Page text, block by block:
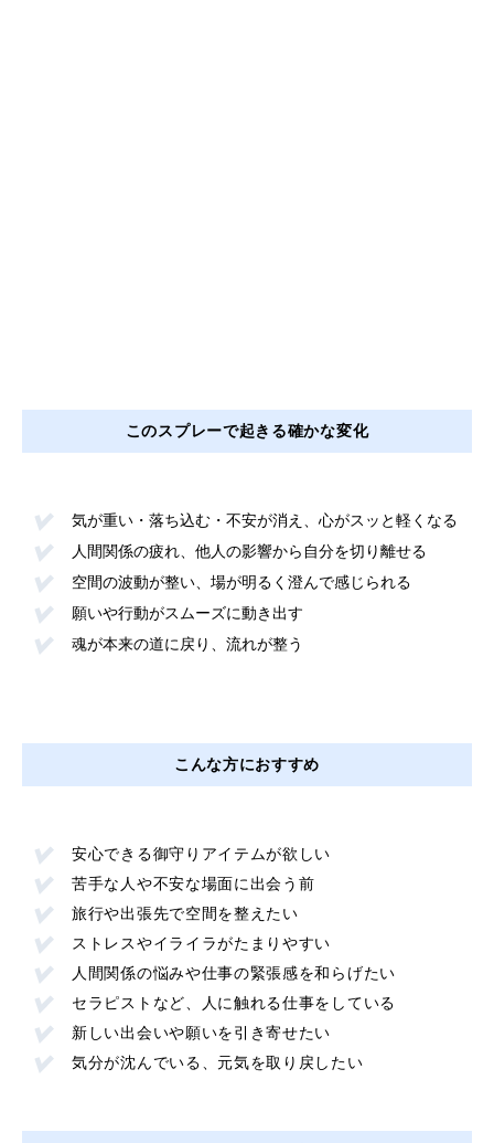
このスプレーで起きる確かな変化
気が重い・落ち込む・不安が消え、心がスッと軽くなる
人間関係の疲れ、他人の影響から自分を切り離せる
空間の波動が整い、場が明るく澄んで感じられる
願いや行動がスムーズに動き出す
魂が本来の道に戻り、流れが整う
こんな方におすすめ
安心できる御守りアイテムが欲しい
苦手な人や不安な場面に出会う前
旅行や出張先で空間を整えたい
ストレスやイライラがたまりやすい
人間関係の悩みや仕事の緊張感を和らげたい
セラピストなど、人に触れる仕事をしている
新しい出会いや願いを引き寄せたい
気分が沈んでいる、元気を取り戻したい